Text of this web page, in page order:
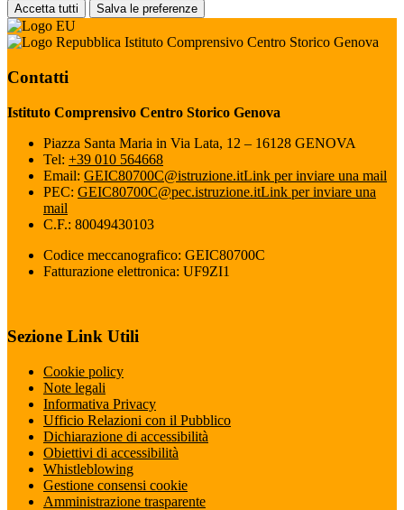
Accetta tutti Salva le preferenze
Istituto Comprensivo Centro Storico Genova
Contatti
Istituto Comprensivo Centro Storico Genova
Piazza Santa Maria in Via Lata, 12 – 16128 GENOVA
Tel: +39 010 564668
Email: GEIC80700C@istruzione.itLink per inviare una mail
PEC: GEIC80700C@pec.istruzione.itLink per inviare una
mail
C.F.: 80049430103
Codice meccanografico: GEIC80700C
Fatturazione elettronica: UF9ZI1
Sezione Link Utili
Cookie policy
Note legali
Informativa Privacy
Ufficio Relazioni con il Pubblico
Dichiarazione di accessibilità
Obiettivi di accessibilità
Whistleblowing
Gestione consensi cookie
Amministrazione trasparente